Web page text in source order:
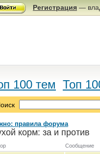
Регистрация —
100 тем Топ
правила форума
корм: за и против
Сообщение